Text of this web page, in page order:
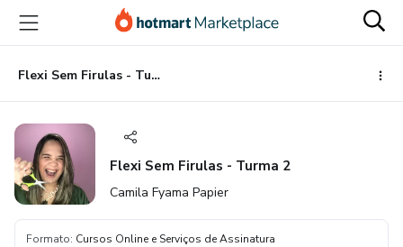
para
conteúdo
principal
para
pagamento
para
rodapé
Flexi Sem Firulas - Turma 2
Flexi Sem Firulas - Turma 2
Camila Fyama Papier
Formato: Cursos Online e Serviços de Assinatura